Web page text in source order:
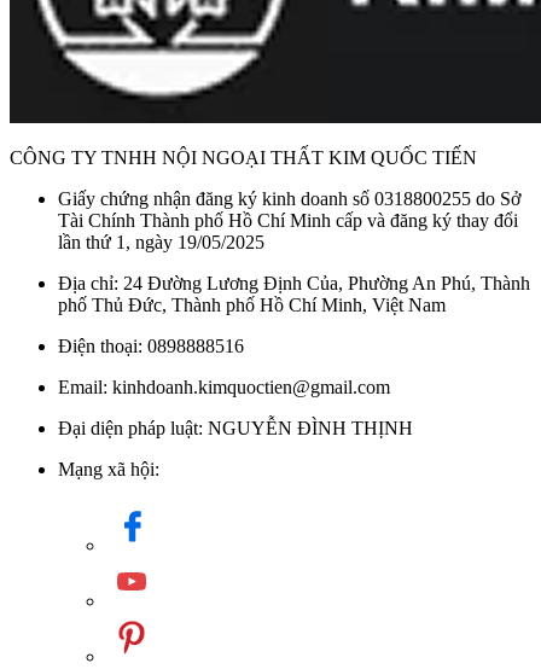
CÔNG TY TNHH NỘI NGOẠI THẤT KIM QUỐC TIẾN
Giấy chứng nhận đăng ký kinh doanh số 0318800255 do Sở
Tài Chính Thành phố Hồ Chí Minh cấp và đăng ký thay đổi
lần thứ 1, ngày 19/05/2025
Địa chỉ: 24 Đường Lương Định Của, Phường An Phú, Thành
phố Thủ Đức, Thành phố Hồ Chí Minh, Việt Nam
Điện thoại: 0898888516
Email: kinhdoanh.kimquoctien@gmail.com
Đại diện pháp luật: NGUYỄN ĐÌNH THỊNH
Mạng xã hội: